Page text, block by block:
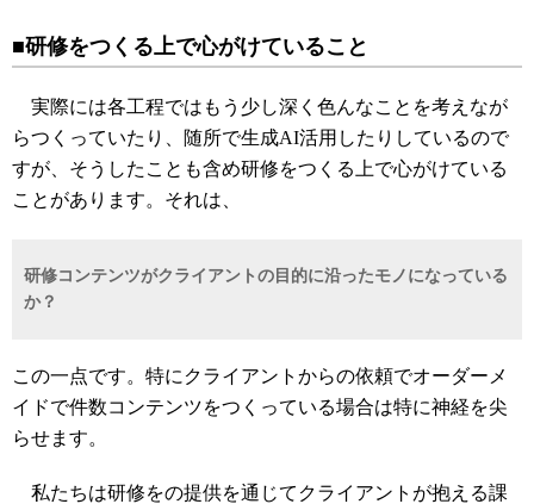
■研修をつくる上で心がけていること
実際には各工程ではもう少し深く色んなことを考えなが
らつくっていたり、随所で生成AI活用したりしているので
すが、そうしたことも含め研修をつくる上で心がけている
ことがあります。それは、
研修コンテンツがクライアントの目的に沿ったモノになっている
か？
この一点です。特にクライアントからの依頼でオーダーメ
イドで件数コンテンツをつくっている場合は特に神経を尖
らせます。
私たちは研修をの提供を通じてクライアントが抱える課